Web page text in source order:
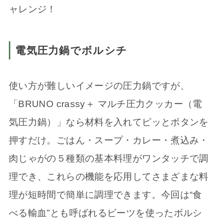
ャレンジ！
電気圧力鍋でボルシチ
使い方が難しいイメージの圧力鍋ですが、
「BRUNO crassy＋ マルチ圧力クッカー（電
気圧力鍋）」なら材料を入れてピッとボタンを
押すだけ。ごはん・スープ・カレー・煮込み・
肉じゃがの５種類の基本料理がワンタッチで調
理でき、これらの機能を応用してさまざまな料
理が短時間で簡単に調理できます。今回は“食
べる輸血”とも呼ばれるビーツを使ったボルシ